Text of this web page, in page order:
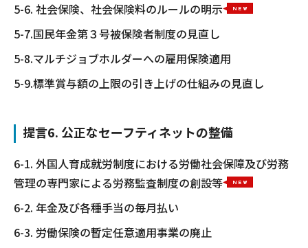
5-6. 社会保険、社会保険料のルールの明示
5-7.国民年金第３号被保険者制度の見直し
5-8.マルチジョブホルダーへの雇用保険適用
5-9.標準賞与額の上限の引き上げの仕組みの見直し
提言6. 公正なセーフティネットの整備
6-1. 外国人育成就労制度における労働社会保障及び労務
管理の専門家による労務監査制度の創設等
6-2. 年金及び各種手当の毎月払い
6-3. 労働保険の暫定任意適用事業の廃止